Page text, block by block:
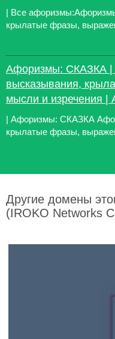
| Все
крылатые фразы,
Афоризмы: СКАЗКА |
высказывания,
мысли и изречения
| Афоризмы: СКАЗКА
крылатые фразы,
Другие домены
(IROKO Networks